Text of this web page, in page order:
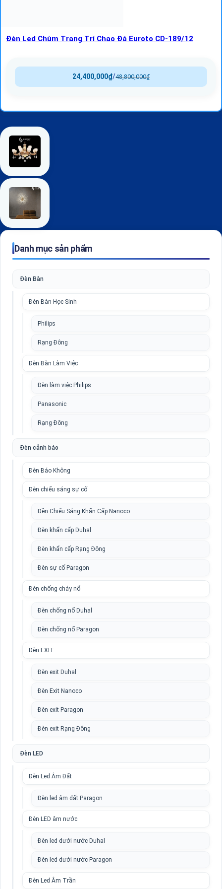
Đèn Led Chùm Trang Trí Chao Đá Euroto CD-189/12
48,800,000₫
/
24,400,000₫
Danh mục sản phẩm
Đèn Bàn
Đèn Bàn Học Sinh
Philips
Rạng Đông
Đèn Bàn Làm Việc
Đèn làm việc Philips
Panasonic
Rạng Đông
Đèn cảnh báo
Đèn Báo Không
Đèn chiếu sáng sự cố
Đền Chiếu Sáng Khẩn Cấp Nanoco
Đèn khẩn cấp Duhal
Đèn khẩn cấp Rạng Đông
Đèn sự cố Paragon
Đèn chống cháy nổ
Đèn chống nổ Duhal
Đèn chống nổ Paragon
Đèn EXIT
Đèn exit Duhal
Đèn Exit Nanoco
Đèn exit Paragon
Đèn exit Rạng Đông
Đèn LED
Đèn Led Âm Đất
Đèn led âm đất Paragon
Đèn LED âm nước
Đèn led dưới nước Duhal
Đèn led dưới nước Paragon
Đèn Led Âm Trần